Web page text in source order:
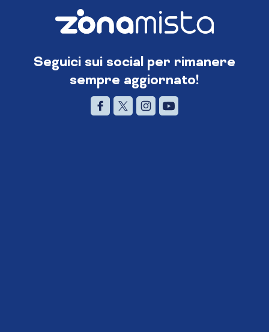
Seguici sui social per rimanere
sempre aggiornato!